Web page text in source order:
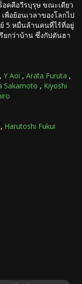
คคือวีรบุรุษ ขณะเดียว
พื่อย้อนเวลาของโลกไป
5 หมื่นล้านคนที่ไร้ที่อยู่
ยกว่าบ้าน ซึ่งกัปตันฮา
, Y Aoi , Arata Furuta ,
Sakamoto , Kiyoshi
, Harutoshi Fukui